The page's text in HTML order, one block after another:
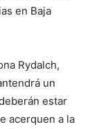
en Baja
Rydalch,
un
estar
acerquen a la